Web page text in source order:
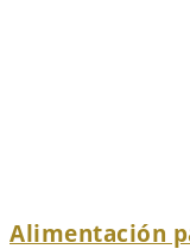
Alimentación